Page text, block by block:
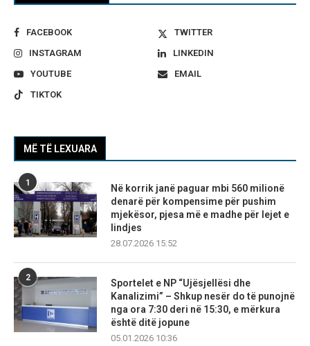
FACEBOOK
TWITTER
INSTAGRAM
LINKEDIN
YOUTUBE
EMAIL
TIKTOK
MË TË LEXUARA
1
Në korrik janë paguar mbi 560 milionë
denarë për kompensime për pushim
mjekësor, pjesa më e madhe për lejet e
lindjes
28.07.2026 15:52
2
Sportelet e NP “Ujësjellësi dhe
Kanalizimi” – Shkup nesër do të punojnë
nga ora 7:30 deri në 15:30, e mërkura
është ditë jopune
05.01.2026 10:36